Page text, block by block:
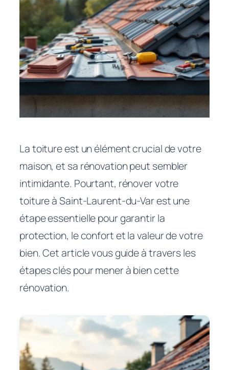
La toiture est un élément crucial de votre
maison, et sa rénovation peut sembler
intimidante. Pourtant, rénover votre
toiture à Saint-Laurent-du-Var est une
étape essentielle pour garantir la
protection, le confort et la valeur de votre
bien. Cet article vous guide à travers les
étapes clés pour mener à bien cette
rénovation.